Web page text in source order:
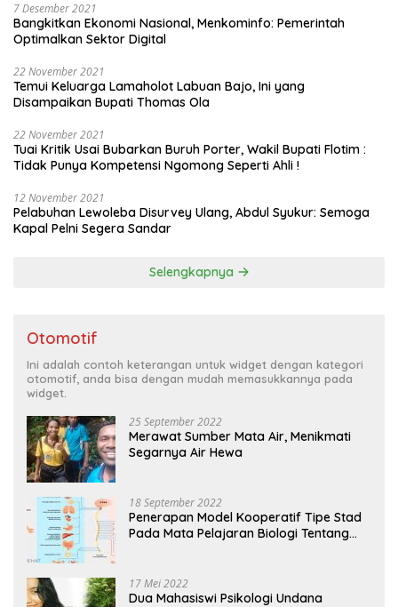
7 Desember 2021
Bangkitkan Ekonomi Nasional, Menkominfo: Pemerintah
Optimalkan Sektor Digital
22 November 2021
Temui Keluarga Lamaholot Labuan Bajo, Ini yang
Disampaikan Bupati Thomas Ola
22 November 2021
Tuai Kritik Usai Bubarkan Buruh Porter, Wakil Bupati Flotim :
Tidak Punya Kompetensi Ngomong Seperti Ahli !
12 November 2021
Pelabuhan Lewoleba Disurvey Ulang, Abdul Syukur: Semoga
Kapal Pelni Segera Sandar
Selengkapnya
Otomotif
Ini adalah contoh keterangan untuk widget dengan kategori
otomotif, anda bisa dengan mudah memasukkannya pada
widget.
25 September 2022
Merawat Sumber Mata Air, Menikmati
Segarnya Air Hewa
18 September 2022
Penerapan Model Kooperatif Tipe Stad
Pada Mata Pelajaran Biologi Tentang
17 Mei 2022
Dua Mahasiswi Psikologi Undana